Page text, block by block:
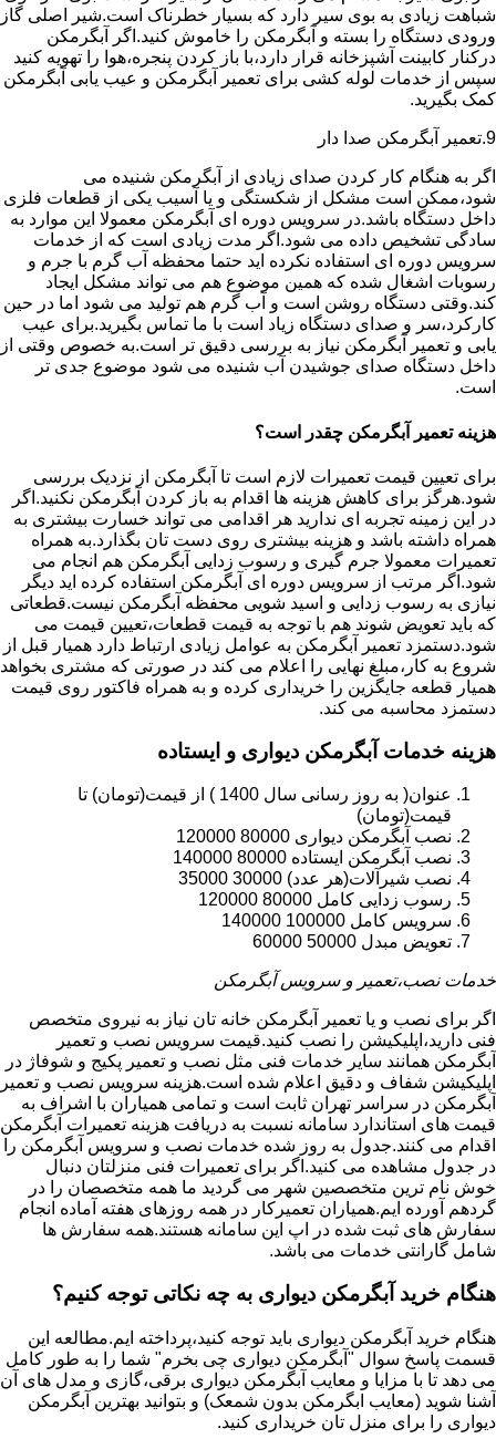
شباهت زیادی به بوی سیر دارد که بسیار خطرناک است.شیر اصلی گاز
ورودی دستگاه را بسته و آبگرمکن را خاموش کنید.اگر آبگرمکن
درکنار کابینت آشپزخانه قرار دارد،با باز کردن پنجره،هوا را تهویه کنید
سپس از خدمات لوله کشی برای تعمیر آبگرمکن و عیب یابی آبگرمکن
کمک بگیرید.
9.تعمیر آبگرمکن صدا دار
اگر به هنگام کار کردن صدای زیادی از آبگرمکن شنیده می
شود،ممکن است مشکل از شکستگی و یا آسیب یکی از قطعات فلزی
داخل دستگاه باشد.در سرویس دوره ای آبگرمکن معمولا این موارد به
سادگی تشخیص داده می شود.اگر مدت زیادی است که از خدمات
سرویس دوره ای استفاده نکرده اید حتما محفظه آب گرم با جرم و
رسوبات اشغال شده که همین موضوع هم می تواند مشکل ایجاد
کند.وقتی دستگاه روشن است و آب گرم هم تولید می شود اما در حین
کارکرد،سر و صدای دستگاه زیاد است با ما تماس بگیرید.برای عیب
یابی و تعمیر آبگرمکن نیاز به بررسی دقیق تر است.به خصوص وقتی از
داخل دستگاه صدای جوشیدن آب شنیده می شود موضوع جدی تر
است.
هزینه تعمیر آبگرمکن چقدر است؟
برای تعیین قیمت تعمیرات لازم است تا آبگرمکن از نزدیک بررسی
شود.هرگز برای کاهش هزینه ها اقدام به باز کردن آبگرمکن نکنید.اگر
در این زمینه تجربه ای ندارید هر اقدامی می تواند خسارت بیشتری به
همراه داشته باشد و هزینه بیشتری روی دست تان بگذارد.به همراه
تعمیرات معمولا جرم گیری و رسوب زدایی آبگرمکن هم انجام می
شود.اگر مرتب از سرویس دوره ای آبگرمکن استفاده کرده اید دیگر
نیازی به رسوب زدایی و اسید شویی محفظه آبگرمکن نیست.قطعاتی
که باید تعویض شوند هم با توجه به قیمت قطعات،تعیین قیمت می
شود.دستمزد تعمیر آبگرمکن به عوامل زیادی ارتباط دارد همیار قبل از
شروع به کار،مبلغ نهایی را اعلام می کند در صورتی که مشتری بخواهد
همیار قطعه جایگزین را خریداری کرده و به همراه فاکتور روی قیمت
دستمزد محاسبه می کند.
هزینه خدمات آبگرمکن دیواری و ایستاده
عنوان( به روز رسانی سال 1400 ) از قیمت(تومان) تا
قیمت(تومان)
نصب آبگرمکن دیواری 80000 120000
نصب آبگرمکن ایستاده 80000 140000
نصب شیرآلات(هر عدد) 30000 35000
رسوب زدایی کامل 80000 120000
سرویس کامل 100000 140000
تعویض مبدل 50000 60000
خدمات نصب،تعمیر و سرویس آبگرمکن
اگر برای نصب و یا تعمیر آبگرمکن خانه تان نیاز به نیروی متخصص
فنی دارید،اپلیکیشن را نصب کنید.قیمت سرویس نصب و تعمیر
آبگرمکن همانند سایر خدمات فنی مثل نصب و تعمیر پکیج و شوفاژ در
اپلیکیشن شفاف و دقیق اعلام شده است.هزینه سرویس نصب و تعمیر
آبگرمکن در سراسر تهران ثابت است و تمامی همیاران با اشراف به
قیمت های استاندارد سامانه نسبت به دریافت هزینه تعمیرات آبگرمکن
اقدام می کنند.جدول به روز شده خدمات نصب و سرویس آبگرمکن را
در جدول مشاهده می کنید.اگر برای تعمیرات فنی منزلتان دنبال
خوش نام ترین متخصصین شهر می گردید ما همه متخصصان را در
گردهم آورده ایم.همیاران تعمیرکار در همه روزهای هفته آماده انجام
سفارش های ثبت شده در اپ این سامانه هستند.همه سفارش ها
شامل گارانتی خدمات می باشد.
هنگام خرید آبگرمکن دیواری به چه نکاتی توجه کنیم؟
هنگام خرید آبگرمکن دیواری باید توجه کنید،پرداخته ایم.مطالعه این
قسمت پاسخ سوال "آبگرمکن دیواری چی بخرم" شما را به طور کامل
می دهد تا با مزایا و معایب آبگرمکن دیواری برقی،گازی و مدل های آن
آشنا شوید (معایب ابگرمکن بدون شمعک) و بتوانید بهترین آبگرمکن
دیواری را برای منزل تان خریداری کنید.